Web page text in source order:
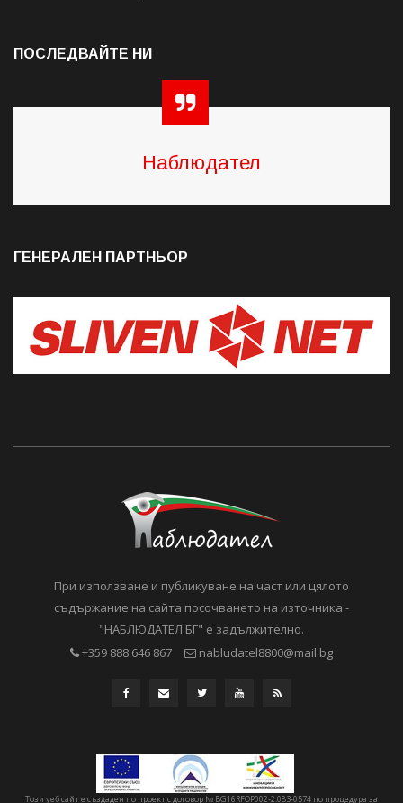
ПОСЛЕДВАЙТЕ НИ
Наблюдател
ГЕНЕРАЛЕН ПАРТНЬОР
При използване и публикуване на част или цялото
съдържание на сайта посочването на източника -
"НАБЛЮДАТЕЛ БГ" е задължително.
+359 888 646 867
nabludatel8800@mail.bg
Този уеб сайт е създаден по проект с договор № BG16RFOP002-2.083-0574 по процедура за